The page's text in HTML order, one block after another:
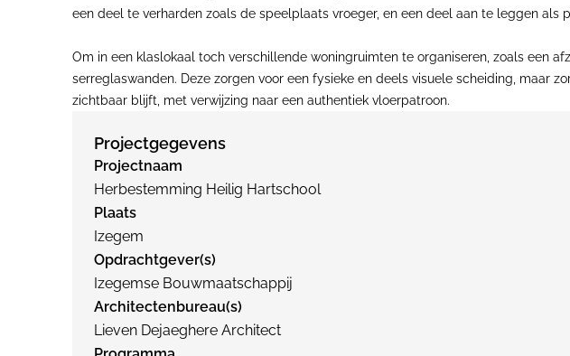
een deel te verharden zoals de speelplaats vroeger, en een deel aan te leggen
Om in een klaslokaal toch verschillende woningruimten te organiseren, zoals een
serreglaswanden. Deze zorgen voor een fysieke en deels visuele scheiding, maar
zichtbaar blijft, met verwijzing naar een authentiek vloerpatroon.
Projectgegevens
Projectnaam
Herbestemming Heilig Hartschool
Plaats
Izegem
Opdrachtgever(s)
Izegemse Bouwmaatschappij
Architectenbureau(s)
Lieven Dejaeghere Architect